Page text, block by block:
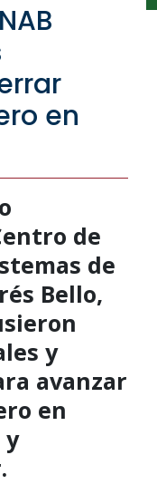
en
de
de
Bello,
y
avanzar
en
y